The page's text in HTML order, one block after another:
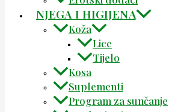
NJEGA I HIGIJENA
Koža
Lice
Tijelo
Kosa
Suplementi
Program za sunčanje